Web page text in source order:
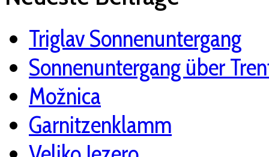
Triglav Sonnenuntergang
Sonnenuntergang über
Možnica
Garnitzenklamm